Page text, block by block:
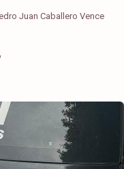
Juan Caballero Vence